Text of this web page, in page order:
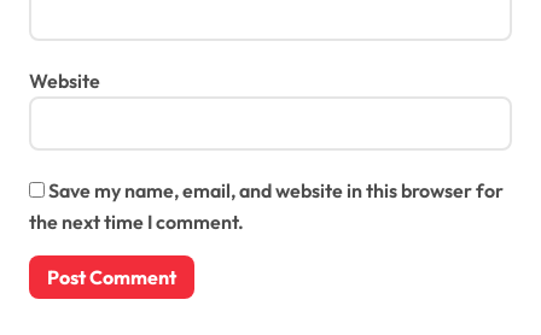
Website
Save my name, email, and website in this browser for
the next time I comment.